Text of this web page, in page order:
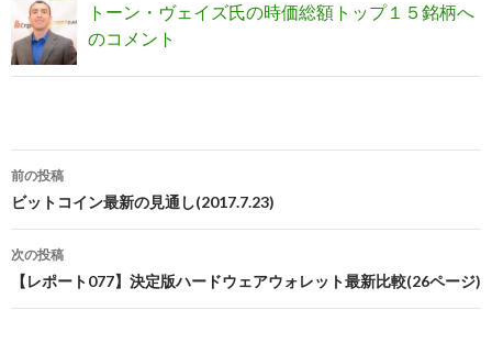
トーン・ヴェイズ氏の時価総額トップ１５銘柄へ
のコメント
投
稿
ナ
前の投稿
ビットコイン最新の見通し(2017.7.23)
次の投稿
【レポート077】決定版ハードウェアウォレット最新比較(26ページ)